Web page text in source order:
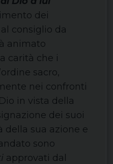
dei
consiglio da
animato
carità che i
sacro,
nei confronti
in vista della
dei suoi
della sua azione e
sono
approvati dal